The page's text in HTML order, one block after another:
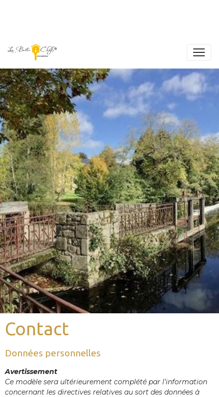
Contact
Données personnelles
Avertissement
Ce modèle sera ultérieurement complété par l’information
concernant les directives relatives au sort des données à